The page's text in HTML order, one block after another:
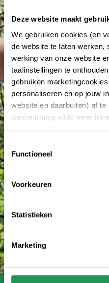
Deze website maakt
We gebruiken cookies (en
de website te laten werken,
werking van onze website
taalinstellingen te
gebruiken
personaliseren en op jouw
website en daarbuiten) af
toestemming altijd weer
Toestemmingsselectie
Functioneel
Voorkeuren
Statistieken
Marketing